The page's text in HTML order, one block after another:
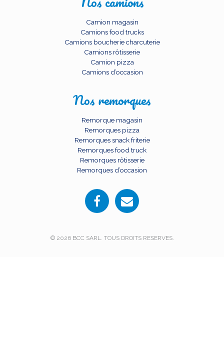
Camion magasin
Camions food trucks
Camions boucherie charcuterie
Camions rôtisserie
Camion pizza
Camions d’occasion
Nos remorques
Remorque magasin
Remorques pizza
Remorques snack friterie
Remorques food truck
Remorques rôtisserie
Remorques d’occasion
© 2026 BCC SARL. TOUS DROITS RESERVES.